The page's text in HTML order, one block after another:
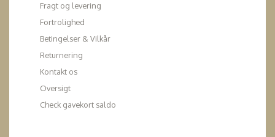
Fragt og levering
Fortrolighed
Betingelser & Vilkår
Returnering
Kontakt os
Oversigt
Check gavekort saldo